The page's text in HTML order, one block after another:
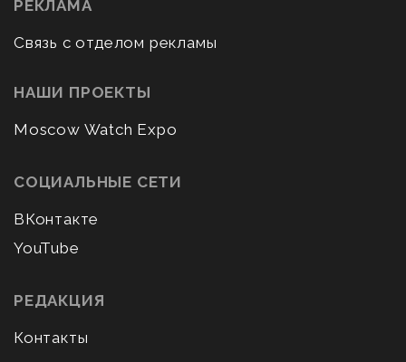
РЕКЛАМА
Связь с отделом рекламы
НАШИ ПРОЕКТЫ
Moscow Watch Expo
СОЦИАЛЬНЫЕ СЕТИ
ВКонтакте
YouTube
РЕДАКЦИЯ
Контакты